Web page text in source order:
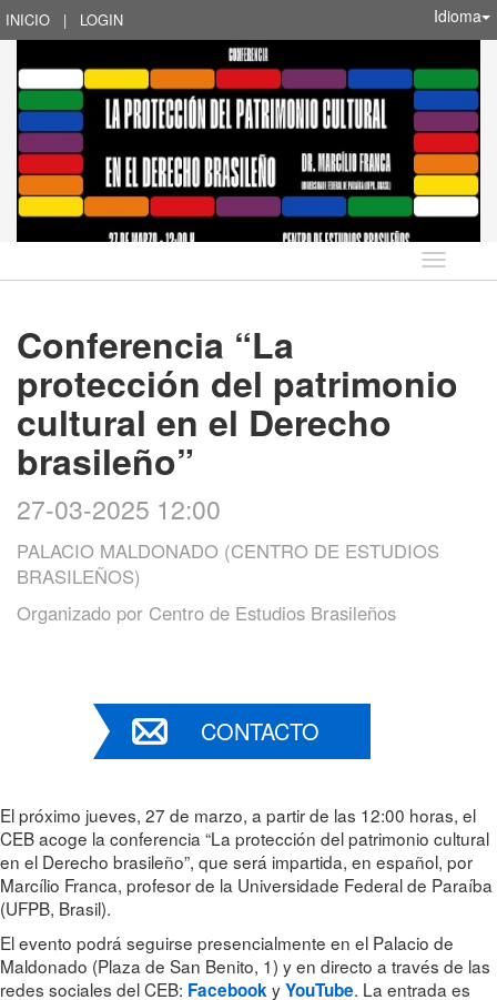
INICIO | LOGIN Idioma
Idioma
Conferencia “La
protección del patrimonio
cultural en el Derecho
brasileño”
27-03-2025 12:00
PALACIO MALDONADO (CENTRO DE ESTUDIOS
BRASILEÑOS)
Organizado por Centro de Estudios Brasileños
CONTACTO
El próximo jueves, 27 de marzo, a partir de las 12:00 horas, el
CEB acoge la conferencia “La protección del patrimonio cultural
en el Derecho brasileño”, que será impartida, en español, por
Marcílio Franca, profesor de la Universidade Federal de Paraíba
(UFPB, Brasil).
El evento podrá seguirse presencialmente en el Palacio de
Maldonado (Plaza de San Benito, 1) y en directo a través de las
redes sociales del CEB: FacebookyYouTube. La entrada es